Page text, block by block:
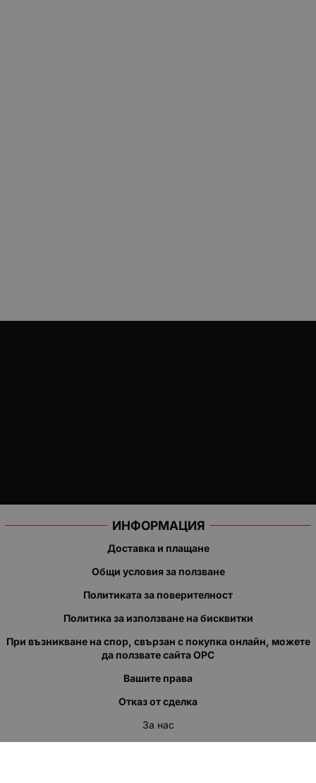
ИНФОРМАЦИЯ
Доставка и плащане
Общи условия за ползване
Политиката за поверителност
Политика за използване на бисквитки
При възникване на спор, свързан с покупка онлайн, можете
да ползвате сайта ОРС
Вашите права
Отказ от сделка
За нас